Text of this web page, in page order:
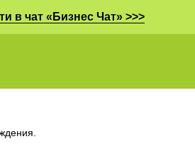
в чат «Бизнес Чат» >>>